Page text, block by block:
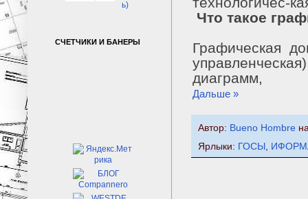
Что такое
Графическая
диаграмм,
Дальше »
Автор: Bueno Hombre
Ярлыки: ГОСЫ
ь)
СЧЕТЧИКИ И БАНЕРЫ